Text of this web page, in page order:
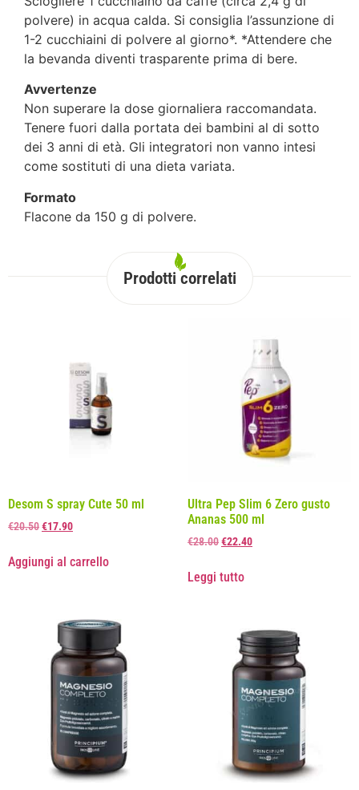
polvere) in acqua calda. Si consiglia l’assunzione di
1-2 cucchiaini di polvere al giorno*. *Attendere che
la bevanda diventi trasparente prima di bere.
Avvertenze
Non superare la dose giornaliera raccomandata.
Tenere fuori dalla portata dei bambini al di sotto
dei 3 anni di età. Gli integratori non vanno intesi
come sostituti di una dieta variata.
Formato
Flacone da 150 g di polvere.
Prodotti correlati
Desom S spray Cute 50 ml
€20.50€17.90
Aggiungi al carrello
Ultra Pep Slim 6 Zero gusto
Ananas 500 ml
€28.00€22.40
Leggi tutto